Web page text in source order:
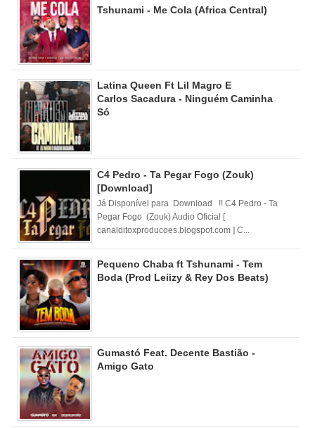
Tshunami - Me Cola (Africa Central)
Latina Queen Ft Lil Magro E
Carlos Sacadura - Ninguém Caminha
Só
C4 Pedro - Ta Pegar Fogo (Zouk)
[Download]
Já Disponível para Download !! C4 Pedro - Ta
Pegar Fogo (Zouk) Audio Oficial [
canalditoxproducoes.blogspot.com ] C...
Pequeno Chaba ft Tshunami - Tem
Boda (Prod Leiizy & Rey Dos Beats)
Gumastó Feat. Decente Bastião -
Amigo Gato